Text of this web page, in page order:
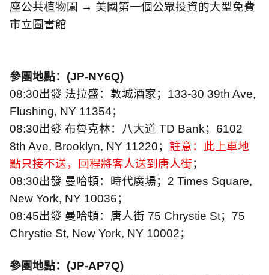
座公共植物園 → 美國第一個公眾投資的大型免費
市立圖書館
參團地點： (JP-NY6Q)
08:30出發 法拉盛：敦城酒家； 133-30 39th Ave,
Flushing, NY 11354；
08:30出發 布魯克林：八大道 TD Bank； 6102
8th Ave, Brooklyn, NY 11220； 註意：此上車地
點只接不送，回程將客人送到唐人街；
08:30出發 曼哈頓：時代廣場； 2 Times Square,
New York, NY 10036；
08:45出發 曼哈頓：唐人街 75 Chrystie St； 75
Chrystie St, New York, NY 10002；
參團地點： (JP-AP7Q)